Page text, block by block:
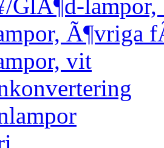
GlÃ¶d-
Ã¶vriga
vit